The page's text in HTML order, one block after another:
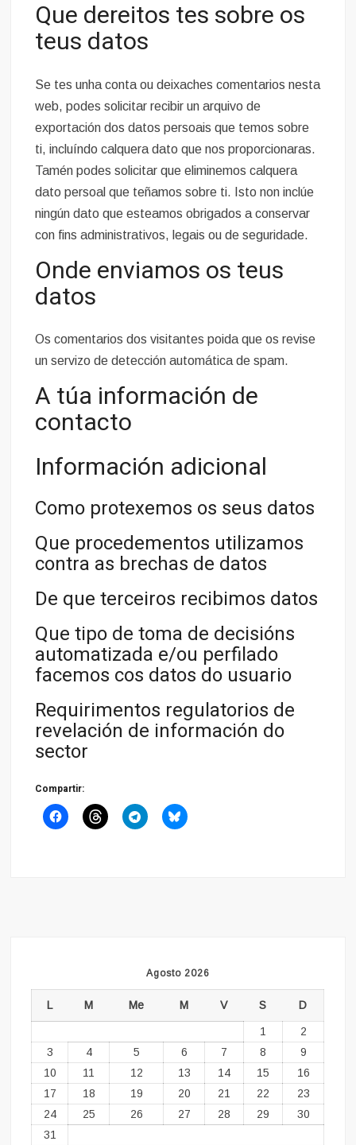
Que dereitos tes sobre os
teus datos
Se tes unha conta ou deixaches comentarios nesta
web, podes solicitar recibir un arquivo de
exportación dos datos persoais que temos sobre
ti, incluíndo calquera dato que nos proporcionaras.
Tamén podes solicitar que eliminemos calquera
dato persoal que teñamos sobre ti. Isto non inclúe
ningún dato que esteamos obrigados a conservar
con fins administrativos, legais ou de seguridade.
Onde enviamos os teus
datos
Os comentarios dos visitantes poida que os revise
un servizo de detección automática de spam.
A túa información de
contacto
Información adicional
Como protexemos os seus datos
Que procedementos utilizamos
contra as brechas de datos
De que terceiros recibimos datos
Que tipo de toma de decisións
automatizada e/ou perfilado
facemos cos datos do usuario
Requirimentos regulatorios de
revelación de información do
sector
Compartir:
Agosto 2026
L M Me M V S D
1
2
3
4 5 6 7 8
9
10
11 12 13 14 15
16
17
18 19 20 21 22
23
24
25 26 27 28 29
30
31